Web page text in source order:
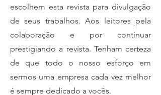
escolhem esta revista para divulgação
de seus trabalhos. Aos leitores pela
colaboração e por continuar
prestigiando a revista. Tenham certeza
de que todo o nosso esforço em
sermos uma empresa cada vez melhor
é sempre dedicado a vocês.